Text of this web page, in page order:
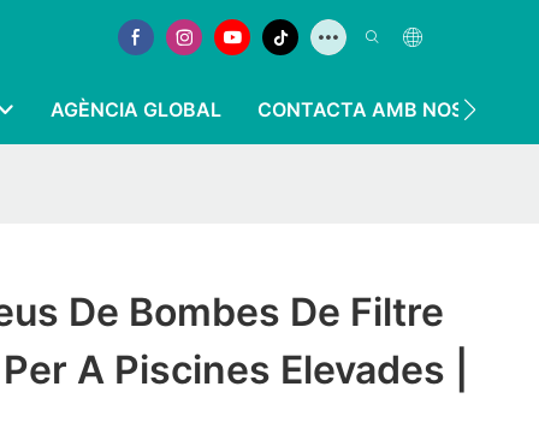
AGÈNCIA GLOBAL CONTACTA AMB NOSALTRES
De Bombes De Filtre
A Piscines Elevades |